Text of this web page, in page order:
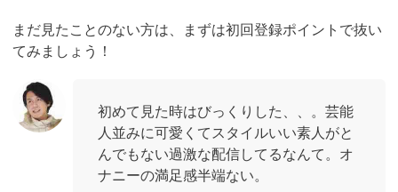
まだ見たことのない方は、まずは初回登録ポイントで抜い
てみましょう！
初めて見た時はびっくりした、、。芸能
人並みに可愛くてスタイルいい素人がと
んでもない過激な配信してるなんて。オ
ナニーの満足感半端ない。